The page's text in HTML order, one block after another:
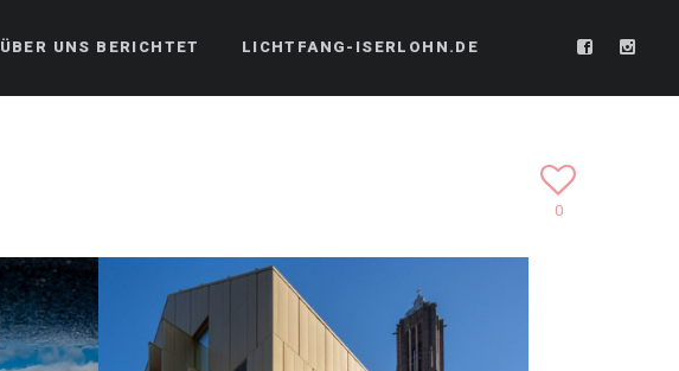
ÜBER UNS BERICHTET LICHTFANG-ISERLOHN.DE
0